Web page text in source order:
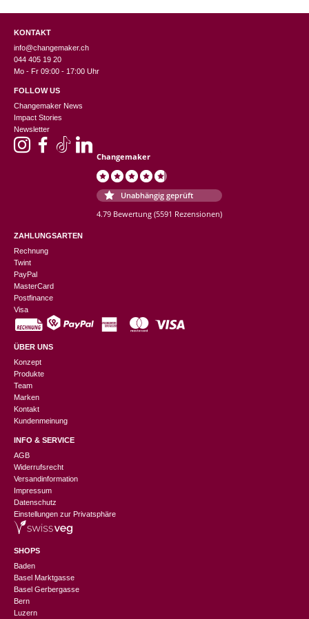
KONTAKT
info@changemaker.ch
044 405 19 20
Mo - Fr 09:00 - 17:00 Uhr
FOLLOW US
Changemaker News
Impact Stories
Newsletter
Changemaker
Unabhängig geprüft
4.79 Bewertung (5591 Rezensionen)
ZAHLUNGSARTEN
Rechnung
Twint
PayPal
MasterCard
Postfinance
Visa
ÜBER UNS
Konzept
Produkte
Team
Marken
Kontakt
Kundenmeinung
INFO & SERVICE
AGB
Widerrufsrecht
Versandinformation
Impressum
Datenschutz
Einstellungen zur Privatsphäre
SHOPS
Baden
Basel Marktgasse
Basel Gerbergasse
Bern
Luzern